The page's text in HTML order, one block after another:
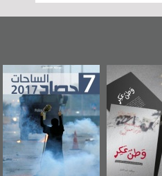
عاشوراء البحرين...
ويكيليكس السفارة
الأمريكية